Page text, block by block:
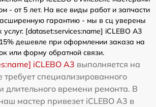
- от 5 лет. На все виды работ и запчасти
гарантию - мы в сц уверены
[dataset:services:name] iCLEBO A3
дешевле при оформлении заказа на
или форму обратной связи.
iCLEBO A3 выполняется на
требует специализированного
длительного времени ремонта. В
мастер привезет iCLEBO A3 в